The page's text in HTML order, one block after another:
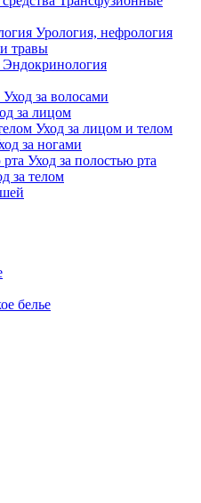
Урология, нефрология
травы
Эндокринология
Уход за волосами
за лицом
Уход за лицом и телом
за ногами
Уход за полостью рта
за телом
белье